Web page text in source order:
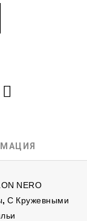
NERO
,С Кружевными